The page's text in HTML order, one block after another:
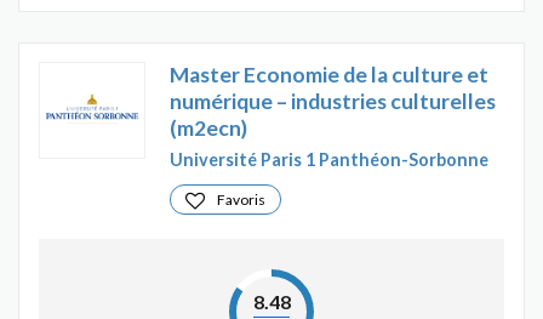
Master Economie de la culture et
numérique – industries culturelles
(m2ecn)
Université Paris 1 Panthéon-Sorbonne
Favoris
8.48